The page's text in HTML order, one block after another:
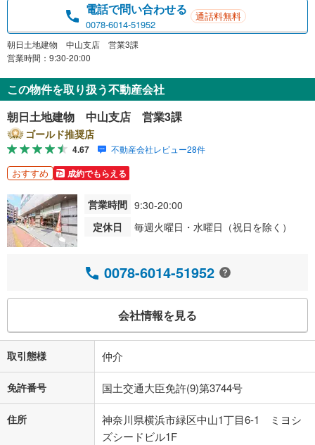
電話で問い合わせる
0078-6014-51952
通話料無料
朝日土地建物 中山支店 営業3課
営業時間：9:30-20:00
この物件を取り扱う不動産会社
朝日土地建物 中山支店 営業3課
ゴールド推奨店
4.67 不動産会社レビュー28件
おすすめ 成約でもらえる
営業時間 9:30-20:00
定休日
毎週火曜日・水曜日（祝日を除く）
0078-6014-51952
会社情報を見る
取引態様 仲介
免許番号 国土交通大臣免許(9)第3744号
住所
神奈川県横浜市緑区中山1丁目6-1 ミヨシ
ズシードビル1F